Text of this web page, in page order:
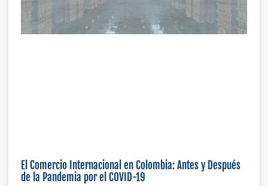
El Comercio Internacional en Colombia: Antes y Después
de la Pandemia por el COVID-19